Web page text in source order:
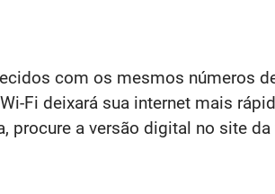
com os mesmos números
Fi deixará sua internet mais
procure a versão digital no site